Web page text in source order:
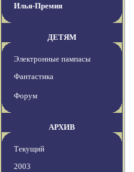
Илья-Премия
ДЕТЯМ
Электронные пампасы
Фантастика
Форум
АРХИВ
Текущий
2003